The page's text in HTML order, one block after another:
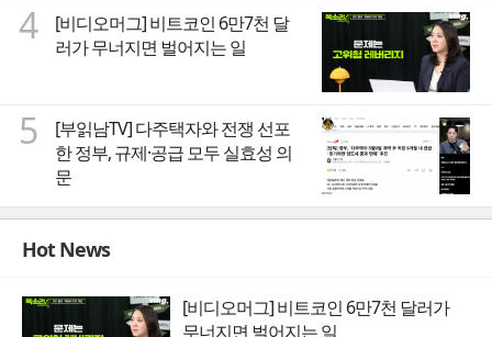
4
[비디오머그] 비트코인 6만7천 달
러가 무너지면 벌어지는 일
5
[부읽남TV] 다주택자와 전쟁 선포
한 정부, 규제·공급 모두 실효성 의
문
Hot News
[비디오머그] 비트코인 6만7천 달러가
무너지면 벌어지는 일